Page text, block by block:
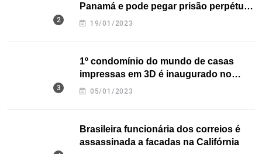
Panamá e pode pegar prisão perpétua
nos EUA
19/01/2023
1º condomínio do mundo de casas
impressas em 3D é inaugurado no
Texas
05/01/2023
Brasileira funcionária dos correios é
assassinada a facadas na Califórnia